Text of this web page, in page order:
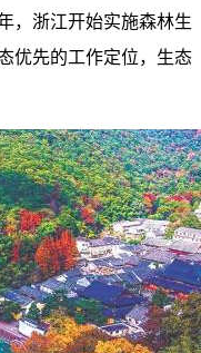
，浙江开始实施森林生
优先的工作定位，生态